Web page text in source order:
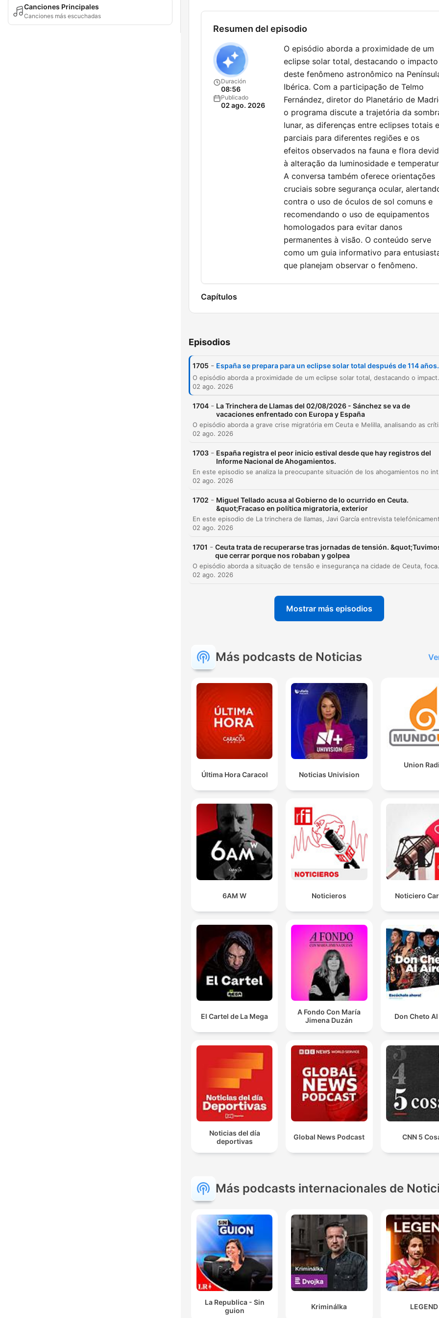
Canciones Principales
Canciones más escuchadas
Resumen del episodio
Duración
08:56
Publicado
02 ago. 2026
O episódio aborda a proximidade de um
eclipse solar total, destacando o impacto
deste fenômeno astronômico na
Ibérica. Com a participação de Telmo
Fernández, diretor do Planetário de
o programa discute a trajetória da
lunar, as diferenças entre eclipses totais e
parciais para diferentes regiões e os
efeitos observados na fauna e flora
à alteração da luminosidade e
A conversa também oferece orientações
cruciais sobre segurança ocular,
contra o uso de óculos de sol comuns e
recomendando o uso de equipamentos
homologados para evitar danos
permanentes à visão. O conteúdo serve
como um guia informativo para
que planejam observar o fenômeno.
Capítulos
Anúncio Shopify
00:01:09
Entrevista com Telmo Fernández, Diretor do
00:01:45
A mecânica do eclipse solar e a franja de
totalidade
00:03:18
00:03:49 A inclinação orbital e a ocorrência de eclipses
00:05:11 Impactos do eclipse na fauna e flora
00:06:22 O turismo de eclipses e o trabalho do
Haz clic en un capítulo para ir directamente a ese momento
Destacados
un eclipse se produz cuando deixamos de ver o sol,
isso chamamos de eclipse de sol, Porque a luna se
interpõe entre o sol e nós.
também que se produzem na luminosidade, na
iluminação, etc.
00:05:17 · O diretor do Planetário descreve como o
comportamento dos animais é afetado pela mudança de luz
durante o eclipse.
se produzem umas oleadas como de vento, e os
animais, em alguns casos, têm atitudes anómalas com
comportamentais imediatas causadas pela ocultação solar.
Mirar o sol é muito perigoso. Mirar durante um tempo
prolongado, ou até segundos.
00:07:41 · Um alerta vital sobre os riscos de observar o sol
diretamente sem a proteção adequada.
é o único que é, digamos, aconselhável para mirar o
00:08:12 · A recomendação técnica sobre o único tipo de
equipamento seguro para a observação do fenômeno.
Episodios
1705 - España se prepara para un eclipse solar total después de 114 años.
O episódio aborda a proximidade de um eclipse solar total, destacando o impacto deste fenômeno astronômico na
02 ago. 2026
1704 - La Trinchera de Llamas del 02/08/2026 - Sánchez se va de
vacaciones enfrentado con Europa y España
02 ago. 2026
1703 - España registra el peor inicio estival desde que hay registros del
Informe Nacional de Ahogamientos.
02 ago. 2026
1702 - Miguel Tellado acusa al Gobierno de lo ocurrido en Ceuta.
&quot;Fracaso en política migratoria, exterior
02 ago. 2026
1701 - Ceuta trata de recuperarse tras jornadas de tensión.
que cerrar porque nos robaban y golpea
O episódio aborda a situação de tensão e insegurança na cidade de Ceuta, focando no relato de Mari
02 ago. 2026
Mostrar más episodios
Más podcasts de Noticias
Última Hora Caracol Noticias Univision
Union
6AM W Noticieros Noticiero
El Cartel de La Mega
A Fondo Con María
Jimena Duzán
Don Cheto
Noticias del día
deportivas
Global News Podcast CNN 5
Más podcasts internacionales de
La Republica - Sin
guion
Kriminálka LEGEND